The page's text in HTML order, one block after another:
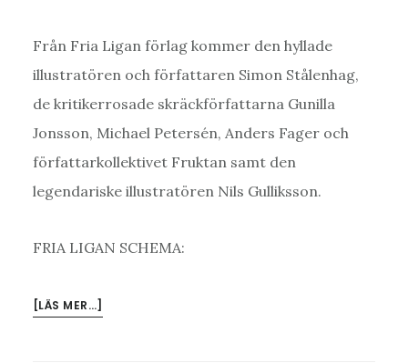
Från Fria Ligan förlag kommer den hyllade
illustratören och författaren Simon Stålenhag,
de kritikerrosade skräckförfattarna Gunilla
Jonsson, Michael Petersén, Anders Fager och
författarkollektivet Fruktan samt den
legendariske illustratören Nils Gulliksson.
FRIA LIGAN SCHEMA:
[LÄS MER…]